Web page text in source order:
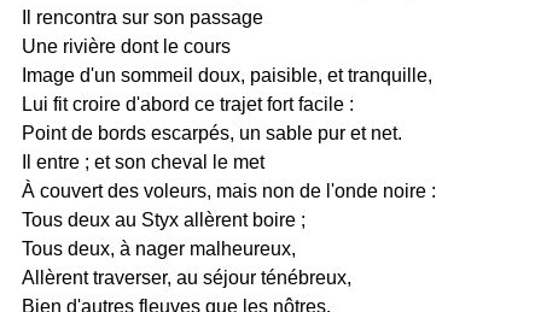
Il rencontra sur son passage
Une rivière dont le cours
Image d'un sommeil doux, paisible, et tranquille,
Lui fit croire d'abord ce trajet fort facile :
Point de bords escarpés, un sable pur et net.
Il entre ; et son cheval le met
À couvert des voleurs, mais non de l'onde noire :
Tous deux au Styx allèrent boire ;
Tous deux, à nager malheureux,
Allèrent traverser, au séjour ténébreux,
Bien d'autres fleuves que les nôtres.